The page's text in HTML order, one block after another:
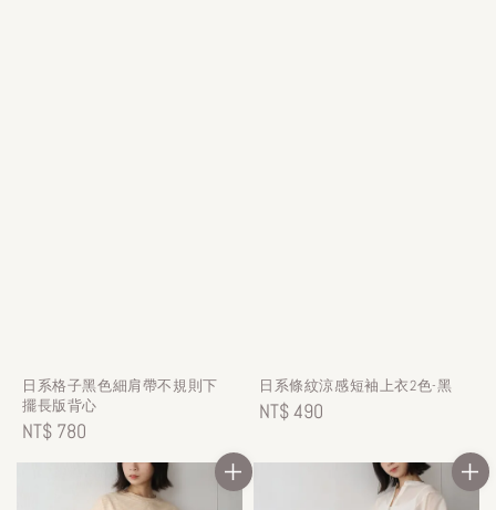
日系格子黑色細肩帶不規則下
擺長版背心
Regular
price
NT$ 780
日系條紋涼感短袖上衣2色-黑
Regular
NT$ 490